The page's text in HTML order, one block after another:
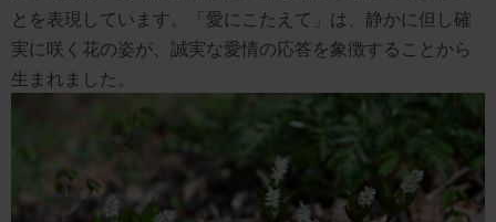
とを表現しています。「愛にこたえて」は、静かに但し確
実に咲く花の姿が、誠実な愛情の応答を象徴することから
生まれました。